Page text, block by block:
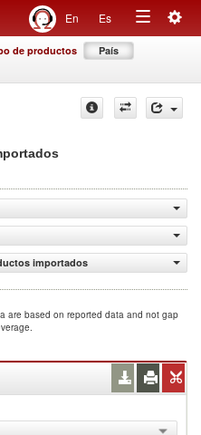
En Es
Toggle
de productos País
importados
are based on reported data and not gap